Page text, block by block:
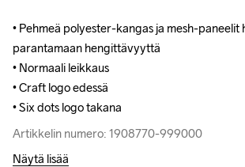
• Pehmeä polyester-kangas ja mesh-paneelit
parantamaan hengittävyyttä
• Normaali leikkaus
• Craft logo edessä
• Six dots logo takana
Artikkelin numero: 1908770-999000
• Pehmeä polyester-kangas ja mesh-paneelit
parantamaan hengittävyyttä
• Normaali leikkaus
• Craft logo edessä
• Six dots logo takana
Artikkelin numero: 1908770-999000
Näytä lisää